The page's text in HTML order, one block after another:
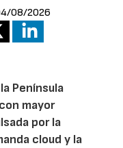
08/2026
Península
mayor
por la
cloud y la